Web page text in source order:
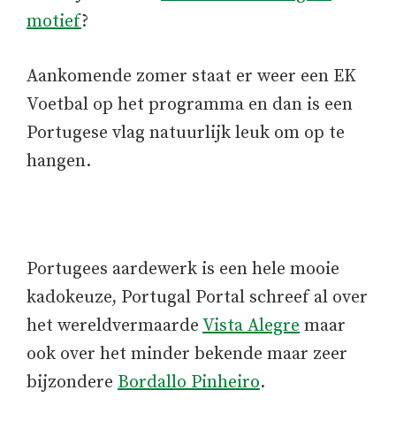
motief?
Aankomende zomer staat er weer een EK
Voetbal op het programma en dan is een
Portugese vlag natuurlijk leuk om op te
hangen.
Portugees aardewerk is een hele mooie
kadokeuze, Portugal Portal schreef al over
het wereldvermaarde Vista Alegre maar
ook over het minder bekende maar zeer
bijzondere Bordallo Pinheiro.